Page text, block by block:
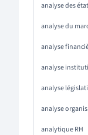
analyse des
analyse du
analyse
analyse
analyse
analyse
analytique RH